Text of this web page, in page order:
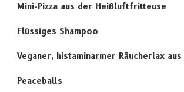
Mini-Pizza aus der Heißluftfritteuse
Flüssiges Shampoo
Veganer, histaminarmer Räucherlax
Peaceballs